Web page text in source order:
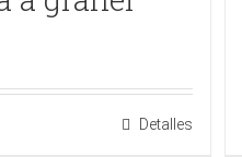
Detalles